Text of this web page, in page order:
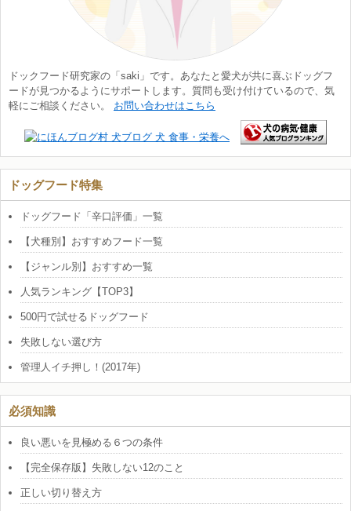
ドックフード研究家の「saki」です。あなたと愛犬が共に喜ぶドッグフ
ードが見つかるようにサポートします。質問も受け付けているので、気
軽にご相談ください。 お問い合わせはこちら
ドッグフード特集
ドッグフード「辛口評価」一覧
【犬種別】おすすめフード一覧
【ジャンル別】おすすめ一覧
人気ランキング【TOP3】
500円で試せるドッグフード
失敗しない選び方
管理人イチ押し！(2017年)
必須知識
良い悪いを見極める６つの条件
【完全保存版】失敗しない12のこと
正しい切り替え方